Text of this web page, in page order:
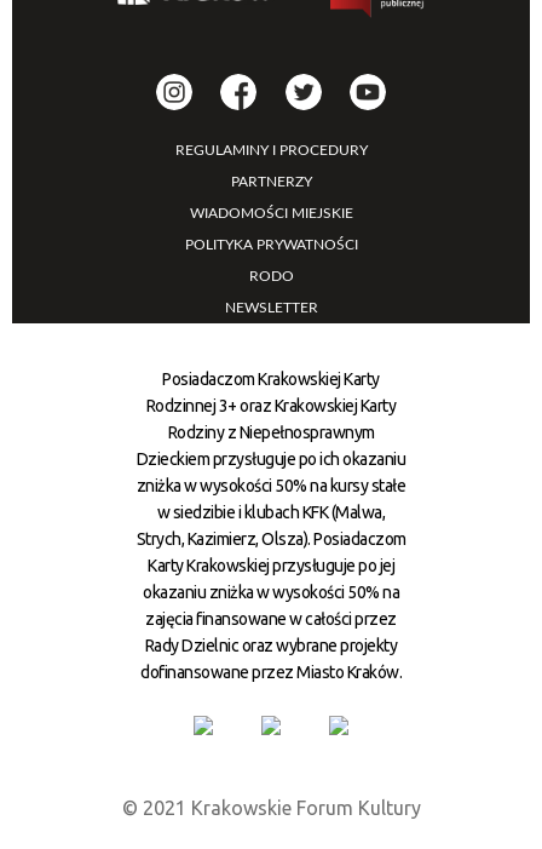
REGULAMINY I PROCEDURY
PARTNERZY
WIADOMOŚCI MIEJSKIE
POLITYKA PRYWATNOŚCI
RODO
NEWSLETTER
Posiadaczom Krakowskiej Karty
Rodzinnej 3+ oraz Krakowskiej Karty
Rodziny z Niepełnosprawnym
Dzieckiem przysługuje po ich okazaniu
zniżka w wysokości 50% na kursy stałe
w siedzibie i klubach KFK (Malwa,
Strych, Kazimierz, Olsza). Posiadaczom
Karty Krakowskiej przysługuje po jej
okazaniu zniżka w wysokości 50% na
zajęcia finansowane w całości przez
Rady Dzielnic oraz wybrane projekty
dofinansowane przez Miasto Kraków.
© 2021 Krakowskie Forum Kultury